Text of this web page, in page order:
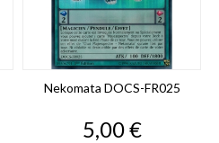
Nekomata DOCS-FR025
Prix
5,00 €